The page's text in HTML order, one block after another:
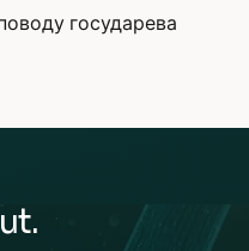
государева